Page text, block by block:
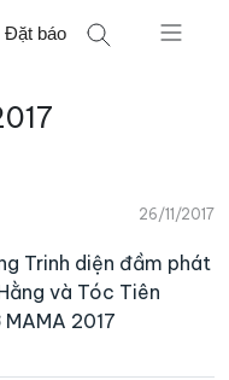
Đặt báo
26/11/2017
Trinh diện đầm phát
và Tóc Tiên
2017